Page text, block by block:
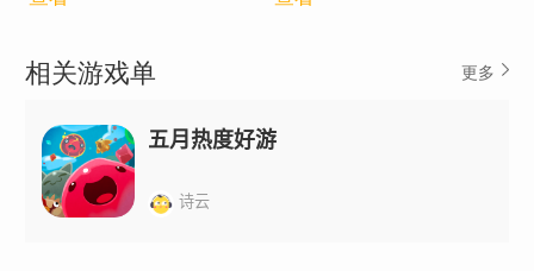
险恶棍。穿梭于大街小巷，探索隐秘角落，直面那
你是唯一能够缔造和平、守护社区、成就传奇的真
史诗英雄冒险
运用超级英雄的力量，翱翔天际，在屋顶间穿梭，
以炫酷的姿态战斗。
相关游戏单 更多
五月热度好游
诗云